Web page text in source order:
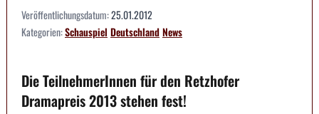
Veröffentlichungsdatum:25.01.2012
Kategorien:Schauspiel DeutschlandNews
Die TeilnehmerInnen für den Retzhofer
Dramapreis 2013 stehen fest!